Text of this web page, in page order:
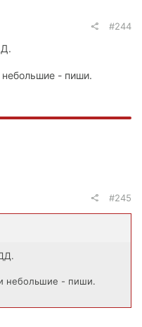
#244
- пиши.
#245
небольшие - пиши.